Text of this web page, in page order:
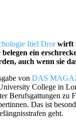
Itiel Drorwirft
ein
auch wenn sie
von DAS
College in
Berufsgattungen zu
Das ist
geht.